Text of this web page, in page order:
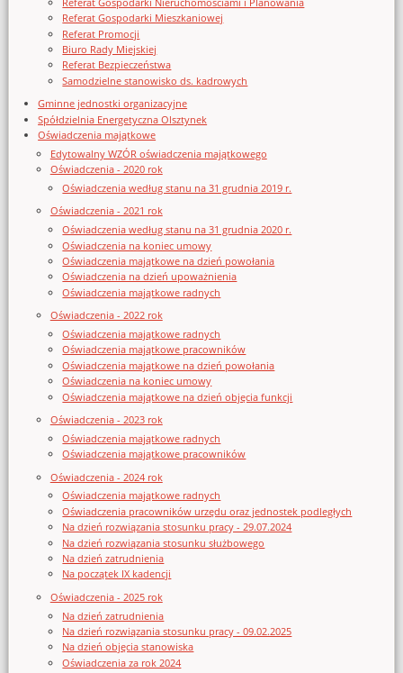
Referat Gospodarki Mieszkaniowej
Referat Promocji
Biuro Rady Miejskiej
Referat Bezpieczeństwa
Samodzielne stanowisko ds. kadrowych
Gminne jednostki organizacyjne
Spółdzielnia Energetyczna Olsztynek
Oświadczenia majątkowe
Edytowalny WZÓR oświadczenia majątkowego
Oświadczenia - 2020 rok
Oświadczenia według stanu na 31 grudnia 2019 r.
Oświadczenia - 2021 rok
Oświadczenia według stanu na 31 grudnia 2020 r.
Oświadczenia na koniec umowy
Oświadczenia majątkowe na dzień powołania
Oświadczenia na dzień upoważnienia
Oświadczenia majątkowe radnych
Oświadczenia - 2022 rok
Oświadczenia majątkowe radnych
Oświadczenia majątkowe pracowników
Oświadczenia majątkowe na dzień powołania
Oświadczenia na koniec umowy
Oświadczenia majątkowe na dzień objęcia funkcji
Oświadczenia - 2023 rok
Oświadczenia majątkowe radnych
Oświadczenia majątkowe pracowników
Oświadczenia - 2024 rok
Oświadczenia majątkowe radnych
Oświadczenia pracowników urzędu oraz jednostek podległych
Na dzień rozwiązania stosunku pracy - 29.07.2024
Na dzień rozwiązania stosunku służbowego
Na dzień zatrudnienia
Na początek IX kadencji
Oświadczenia - 2025 rok
Na dzień zatrudnienia
Na dzień rozwiązania stosunku pracy - 09.02.2025
Na dzień objęcia stanowiska
Oświadczenia za rok 2024